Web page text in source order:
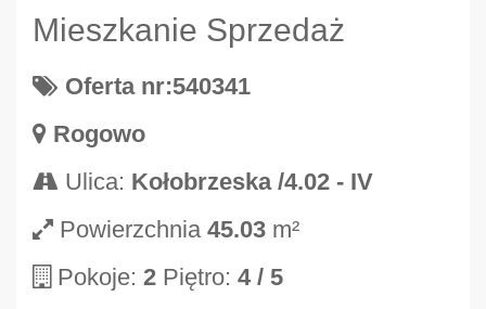
Mieszkanie Sprzedaż
Oferta nr:540341
Rogowo
Ulica: Kołobrzeska /4.02 - IV
Powierzchnia 45.03 m²
Pokoje: 2 Piętro: 4 / 5